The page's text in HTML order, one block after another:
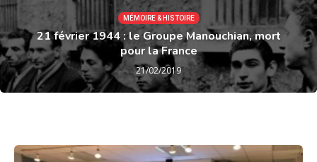
MÉMOIRE & HISTOIRE
21 février 1944 : le Groupe Manouchian, mort
pour la France
21/02/2019